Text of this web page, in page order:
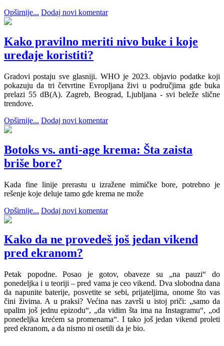
Opširnije... Dodaj novi komentar
Kako pravilno meriti nivo buke i koje
uređaje koristiti?
Gradovi postaju sve glasniji. WHO je 2023. objavio podatke koji
pokazuju da tri četvrtine Evropljana živi u područjima gde buka
prelazi 55 dB(A). Zagreb, Beograd, Ljubljana - svi beleže slične
trendove.
Opširnije... Dodaj novi komentar
Botoks vs. anti-age krema: Šta zaista
briše bore?
Kada fine linije prerastu u izražene mimičke bore, potrebno je
rešenje koje deluje tamo gde krema ne može
Opširnije... Dodaj novi komentar
Kako da ne provedeš još jedan vikend
pred ekranom?
Petak popodne. Posao je gotov, obaveze su „na pauzi“ do
ponedeljka i u teoriji – pred vama je ceo vikend. Dva slobodna dana
da napunite baterije, posvetite se sebi, prijateljima, onome što vas
čini živima. A u praksi? Većina nas završi u istoj priči: „samo da
upalim još jednu epizodu“, „da vidim šta ima na Instagramu“, „od
ponedeljka krećem sa promenama“. I tako još jedan vikend proleti
pred ekranom, a da nismo ni osetili da je bio.